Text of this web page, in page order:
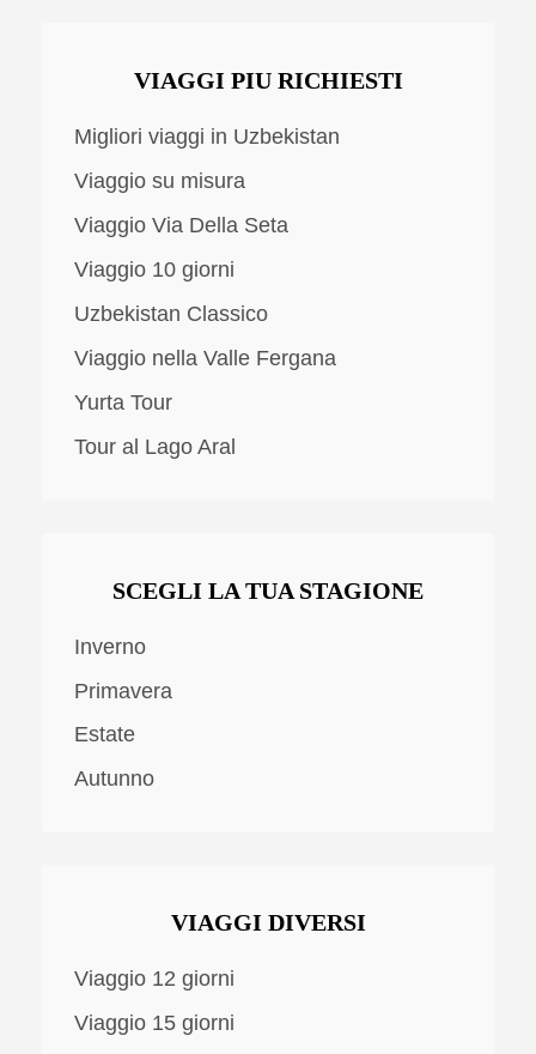
VIAGGI PIU RICHIESTI
Migliori viaggi in Uzbekistan
Viaggio su misura
Viaggio Via Della Seta
Viaggio 10 giorni
Uzbekistan Classico
Viaggio nella Valle Fergana
Yurta Tour
Tour al Lago Aral
SCEGLI LA TUA STAGIONE
Inverno
Primavera
Estate
Autunno
VIAGGI DIVERSI
Viaggio 12 giorni
Viaggio 15 giorni